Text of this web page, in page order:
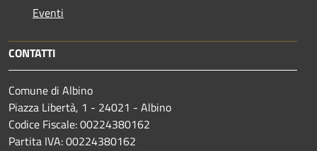
Eventi
CONTATTI
Comune di Albino
Piazza Libertà, 1 - 24021 - Albino
Codice Fiscale: 00224380162
Partita IVA: 00224380162